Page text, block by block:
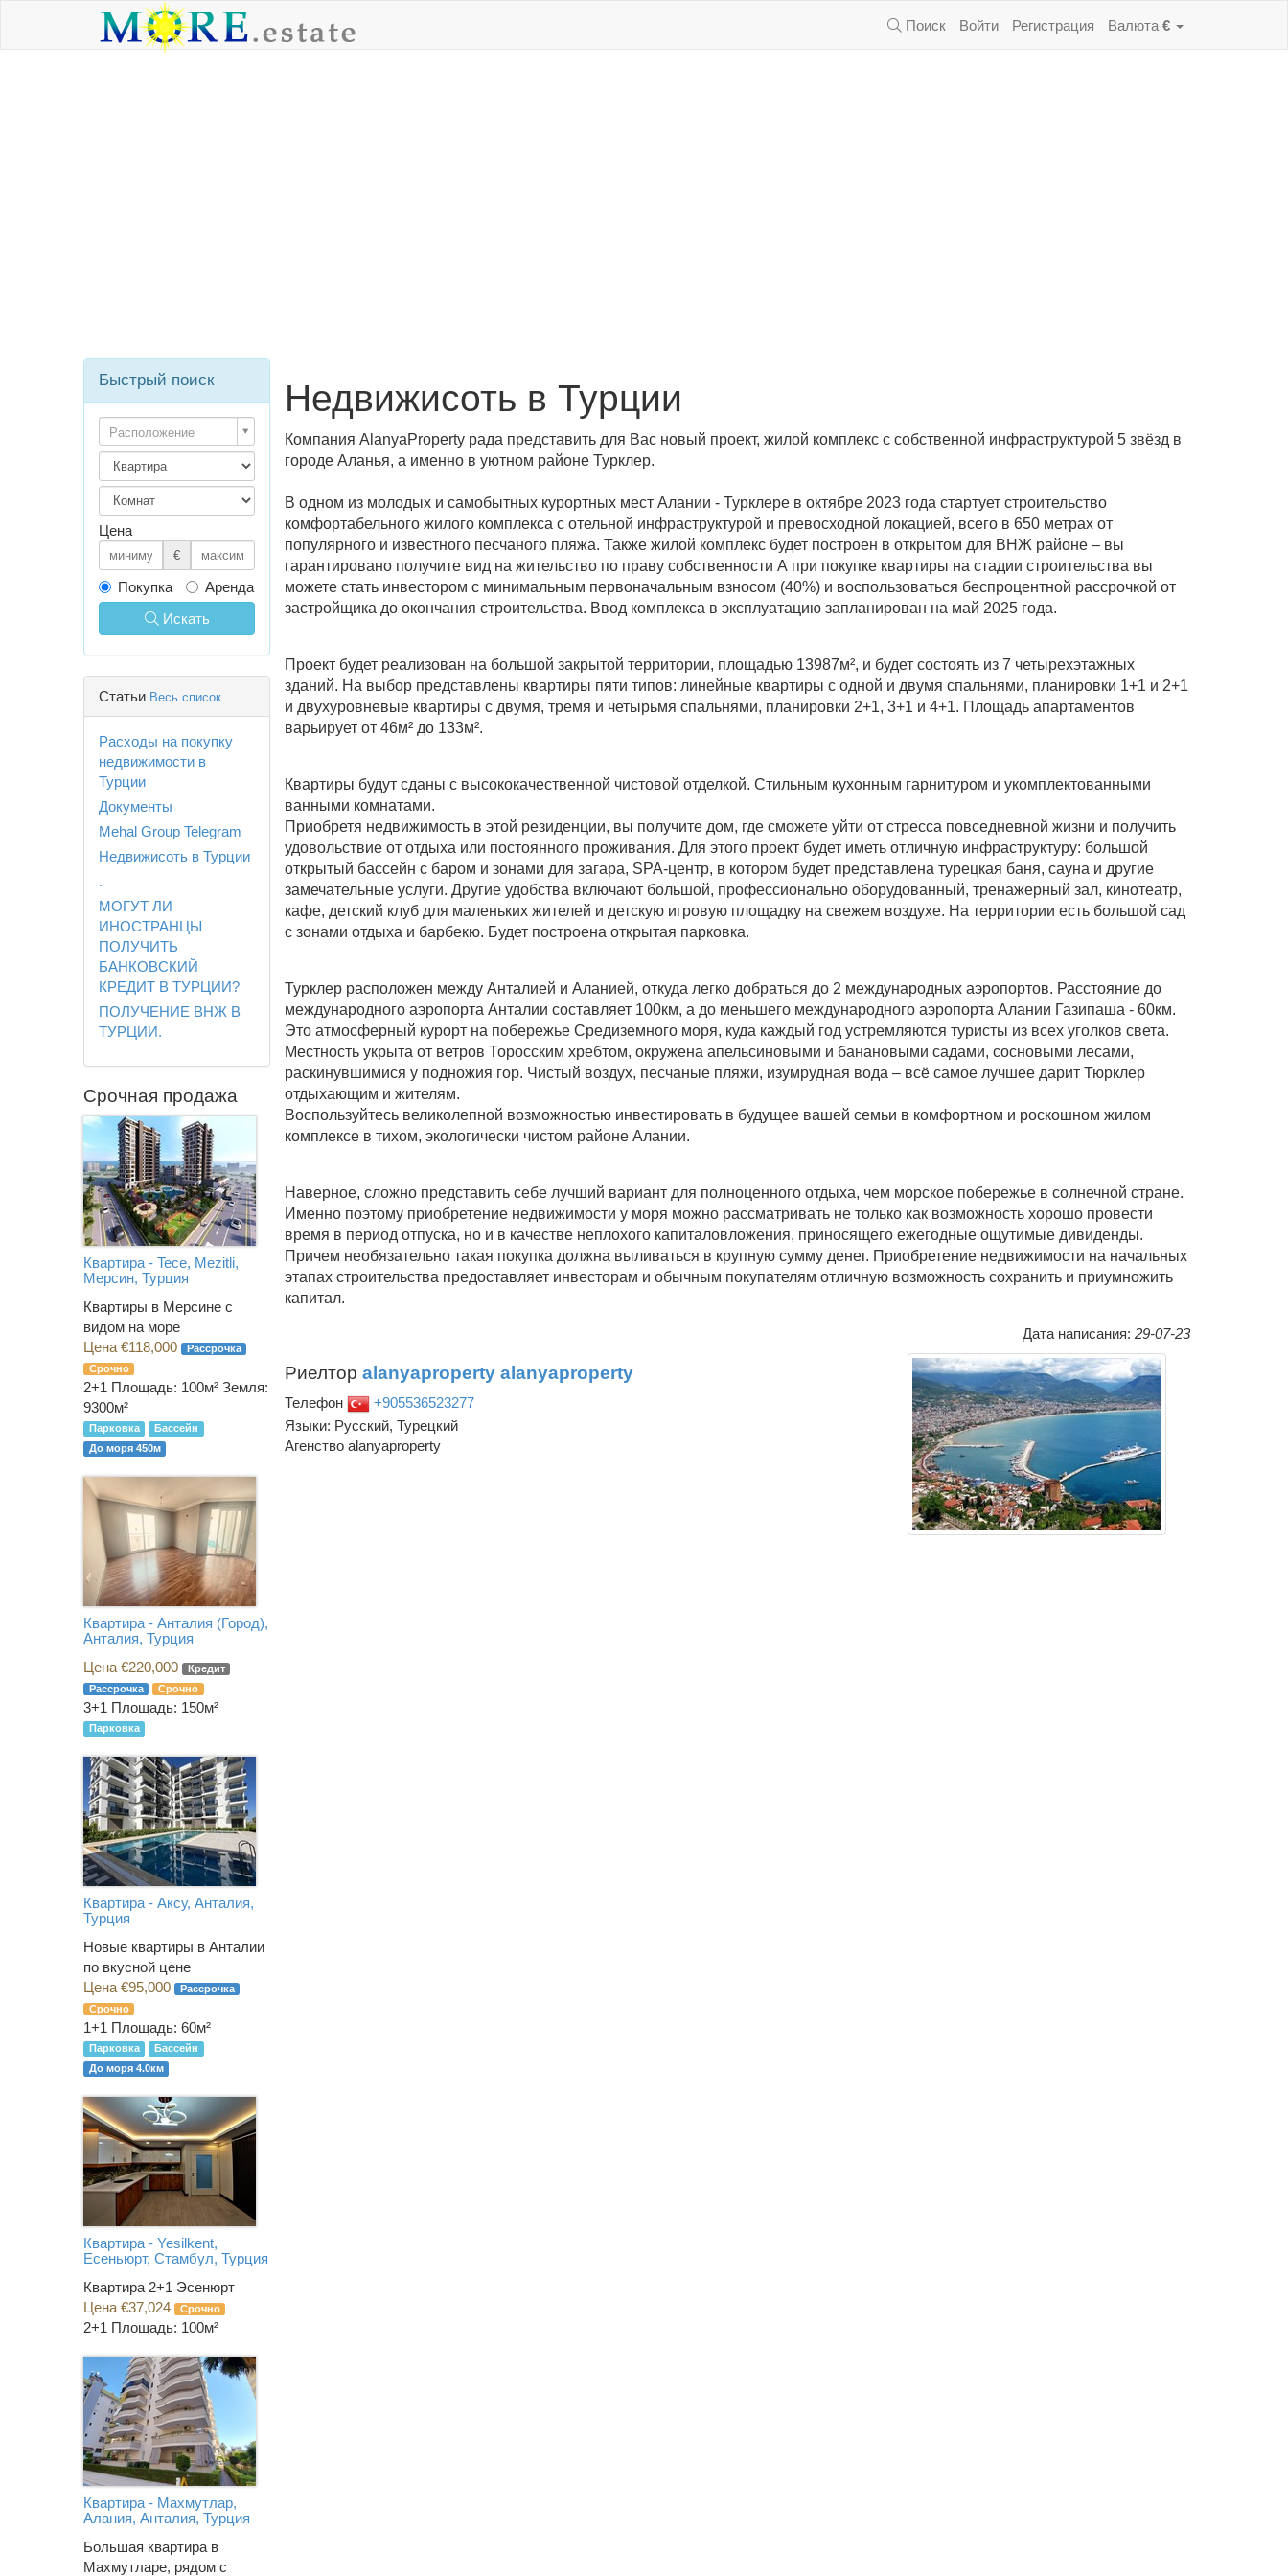
Поиск Войти Регистрация Валюта €
Недвижисоть в Турции
Компания AlanyaProperty рада представить для Вас новый проект, жилой комплекс с собственной инфраструктурой 5 звёзд в
городе Аланья, а именно в уютном районе Турклер.
В одном из молодых и самобытных курортных мест Алании - Турклере в октябре 2023 года стартует строительство
комфортабельного жилого комплекса с отельной инфраструктурой и превосходной локацией, всего в 650 метрах от
популярного и известного песчаного пляжа. Также жилой комплекс будет построен в открытом для ВНЖ районе – вы
гарантировано получите вид на жительство по праву собственности А при покупке квартиры на стадии строительства вы
можете стать инвестором с минимальным первоначальным взносом (40%) и воспользоваться беспроцентной рассрочкой от
застройщика до окончания строительства. Ввод комплекса в эксплуатацию запланирован на май 2025 года.
Проект будет реализован на большой закрытой территории, площадью 13987м², и будет состоять из 7 четырехэтажных
зданий. На выбор представлены квартиры пяти типов: линейные квартиры с одной и двумя спальнями, планировки 1+1 и 2+1
и двухуровневые квартиры с двумя, тремя и четырьмя спальнями, планировки 2+1, 3+1 и 4+1. Площадь апартаментов
варьирует от 46м² до 133м².
Квартиры будут сданы с высококачественной чистовой отделкой. Стильным кухонным гарнитуром и укомплектованными
ванными комнатами.
Приобретя недвижимость в этой резиденции, вы получите дом, где сможете уйти от стресса повседневной жизни и получить
удовольствие от отдыха или постоянного проживания. Для этого проект будет иметь отличную инфраструктуру: большой
открытый бассейн с баром и зонами для загара, SPA-центр, в котором будет представлена турецкая баня, сауна и другие
замечательные услуги. Другие удобства включают большой, профессионально оборудованный, тренажерный зал, кинотеатр,
кафе, детский клуб для маленьких жителей и детскую игровую площадку на свежем воздухе. На территории есть большой сад
с зонами отдыха и барбекю. Будет построена открытая парковка.
Турклер расположен между Анталией и Аланией, откуда легко добраться до 2 международных аэропортов. Расстояние до
международного аэропорта Анталии составляет 100км, а до меньшего международного аэропорта Алании Газипаша - 60км.
Это атмосферный курорт на побережье Средиземного моря, куда каждый год устремляются туристы из всех уголков света.
Местность укрыта от ветров Торосским хребтом, окружена апельсиновыми и банановыми садами, сосновыми лесами,
раскинувшимися у подножия гор. Чистый воздух, песчаные пляжи, изумрудная вода – всё самое лучшее дарит Тюрклер
отдыхающим и жителям.
Воспользуйтесь великолепной возможностью инвестировать в будущее вашей семьи в комфортном и роскошном жилом
комплексе в тихом, экологически чистом районе Алании.
Наверное, сложно представить себе лучший вариант для полноценного отдыха, чем морское побережье в солнечной стране.
Именно поэтому приобретение недвижимости у моря можно рассматривать не только как возможность хорошо провести
время в период отпуска, но и в качестве неплохого капиталовложения, приносящего ежегодные ощутимые дивиденды.
Причем необязательно такая покупка должна выливаться в крупную сумму денег. Приобретение недвижимости на начальных
этапах строительства предоставляет инвесторам и обычным покупателям отличную возможность сохранить и приумножить
капитал.
Дата написания: 29-07-23
Риелтор alanyaproperty alanyaproperty
Телефон
+905536523277
Языки: Русский, Турецкий
Агенство alanyaproperty
Быстрый поиск
Расположение
Цена
€
Покупка
Аренда
Искать
Статьи Весь список
Расходы на покупку
недвижимости в
Турции
Документы
Mehal Group Telegram
Недвижисоть в Турции
.
МОГУТ ЛИ
ИНОСТРАНЦЫ
ПОЛУЧИТЬ
БАНКОВСКИЙ
КРЕДИТ В ТУРЦИИ?
ПОЛУЧЕНИЕ ВНЖ В
ТУРЦИИ.
Срочная продажа
Квартира - Tece, Mezitli,
Мерсин, Турция
Квартиры в Мерсине с
видом на море
Цена €118,000
Рассрочка
Срочно
2+1 Площадь: 100м² Земля:
9300м²
Парковка
Бассейн
До моря 450м
Квартира - Анталия (Город),
Анталия, Турция
Цена €220,000
Кредит
Рассрочка
Срочно
3+1 Площадь: 150м²
Парковка
Квартира - Аксу, Анталия,
Турция
Новые квартиры в Анталии
по вкусной цене
Цена €95,000
Рассрочка
Срочно
1+1 Площадь: 60м²
Парковка
Бассейн
До моря 4.0км
Квартира - Yesilkent,
Есеньюрт, Стамбул, Турция
Квартира 2+1 Эсенюрт
Цена €37,024
Срочно
2+1 Площадь: 100м²
Квартира - Махмутлар,
Алания, Анталия, Турция
Большая квартира в
Махмутларе, рядом с